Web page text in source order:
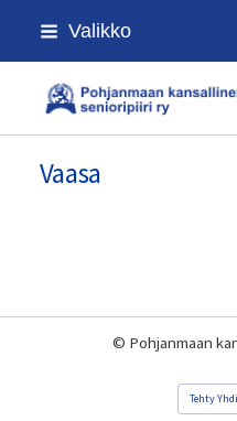
Siirry
sivun
Valikko
Vaasa
© Pohjanmaan
Tehty